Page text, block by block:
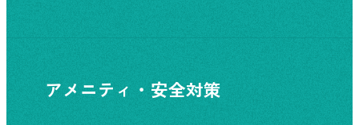
アメニティ・安全対策